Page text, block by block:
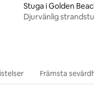
Stuga i Golden
Djurvänlig
Främsta